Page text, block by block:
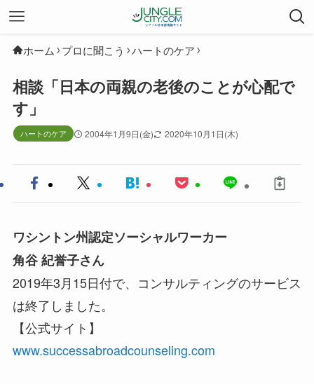
ホーム プロに聞こう ハートのケア
相談「日本の両親の老後のことが心配で
す」
ハートのケア 2004年1月9日(金) 2020年10月1日(木)
ワシントン州認定ソーシャルワーカー
角谷 紀誉子さん
2019年3月15日付で、コンサルティングのサービス
は終了しました。
【公式サイト】
www.successabroadcounseling.com